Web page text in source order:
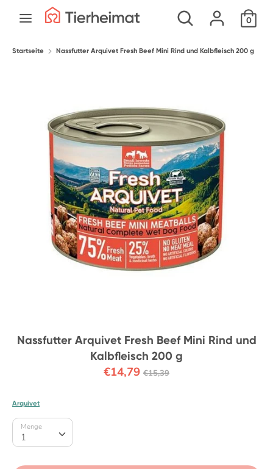
Suchen
Durchsuche
unseren
0
SuchenDurchsuche
Startseite Nassfutter Arquivet Fresh Beef Mini Rind und Kalbfleisch 200 g
Nassfutter Arquivet Fresh Beef Mini Rind und
Kalbfleisch 200 g
€14,79Normaler
€15,39
Arquivet
Menge
1
Menge